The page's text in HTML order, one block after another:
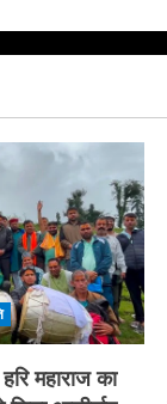
महाराज का